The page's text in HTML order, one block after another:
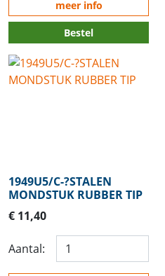
meer info
Bestel
1949U5/C-?STALEN
MONDSTUK RUBBER TIP
€ 11,40
Aantal: